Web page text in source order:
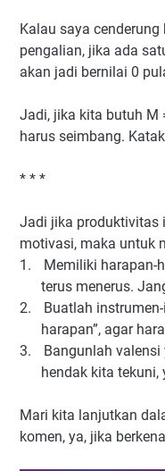
Kalau saya
pengalian, jika ada
akan jadi bernilai 0
Jadi, jika kita butuh M
harus seimbang.
* * *
Jadi jika produktivitas
motivasi, maka untuk
1.
Memiliki harapan-
terus menerus.
2.
Buatlah
harapan”, agar
3.
Bangunlah
hendak kita tekuni,
Mari kita lanjutkan
komen, ya, jika